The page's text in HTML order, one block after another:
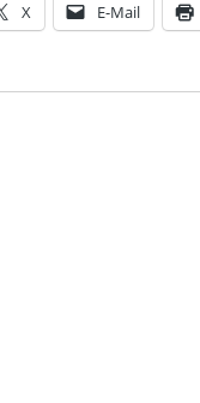
X E-Mail